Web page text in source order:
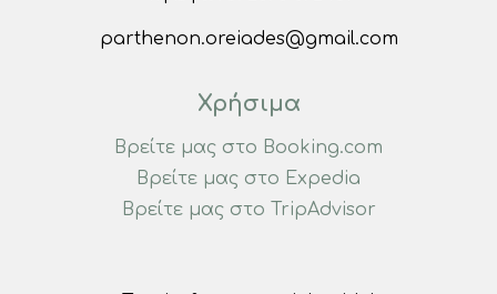
parthenon.oreiades@gmail.com
Χρήσιμα
Βρείτε μας στο Booking.com
Βρείτε μας στο Expedia
Βρείτε μας στο TripAdvisor